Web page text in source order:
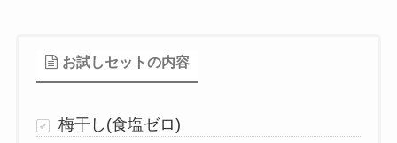
お試しセットの内容
梅干し(食塩ゼロ)